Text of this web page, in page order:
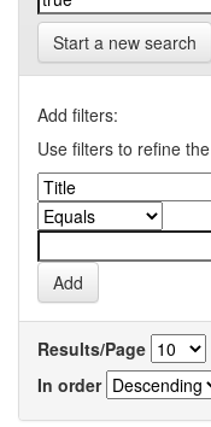
Start a new search
Add filters:
Use filters to refine
Results/Page
In order